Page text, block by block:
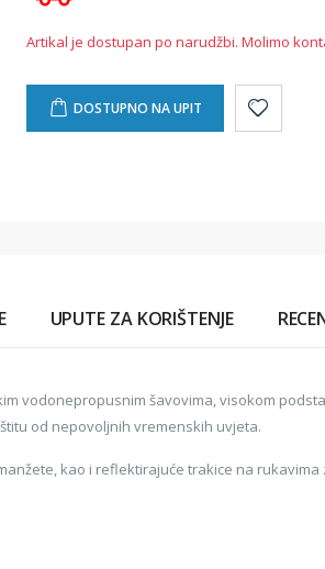
Artikal je dostupan po narudžbi. Molimo
DOSTUPNO NA UPIT
UPUTE ZA KORIŠTENJE
vodonepropusnim šavovima, visokom
od nepovoljnih vremenskih uvjeta.
kao i reflektirajuće trakice na